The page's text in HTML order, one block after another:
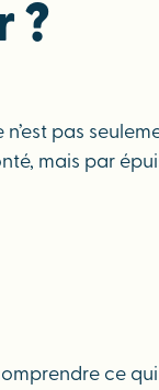
?
pas
mais par
ce